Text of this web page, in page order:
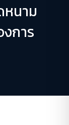
หนาม
การ